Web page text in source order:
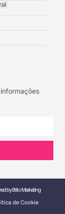
by Brito Marketing
de Cookie